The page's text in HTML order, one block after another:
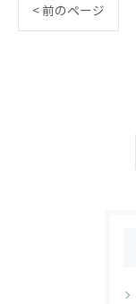
< 前のページ